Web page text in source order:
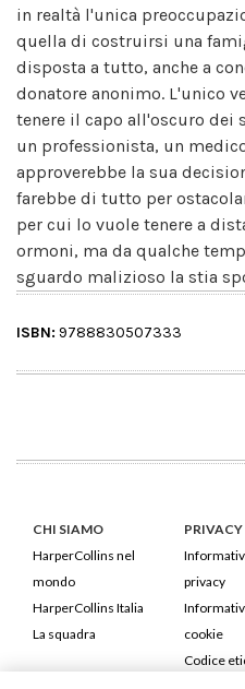
in realtà l'unica
quella di costruirsi una
disposta a tutto, anche a
donatore anonimo. L'unico
tenere il capo all'oscuro dei
un professionista, un
approverebbe la sua
farebbe di tutto per
per cui lo vuole tenere a
ormoni, ma da qualche
sguardo malizioso la stia
ISBN: 9788830507333
CHI SIAMO
HarperCollins nel
mondo
HarperCollins Italia
La squadra
PRIVACY
privacy
cookie
Codice